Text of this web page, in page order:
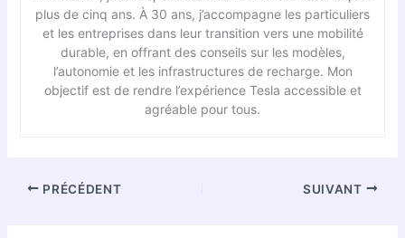
plus de cinq ans. À 30 ans, j’accompagne les particuliers
et les entreprises dans leur transition vers une mobilité
durable, en offrant des conseils sur les modèles,
l’autonomie et les infrastructures de recharge. Mon
objectif est de rendre l’expérience Tesla accessible et
agréable pour tous.
PRÉCÉDENT SUIVANT